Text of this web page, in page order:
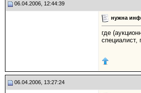
06.04.2006, 12:44:39
нужна
где
06.04.2006, 13:27:24